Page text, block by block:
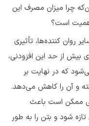
چرا میزان مصرف این
است؟
روان کننده‌ها، تأثیری
بیش از حد این افزودنی،
که در نهایت بر
و آن را کاهش می‌دهد.
ممکن است باعث
شود و بتن را به طور